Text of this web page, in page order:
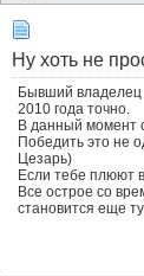
Ну хоть не
Бывший владелец
2010 года точно.
В данный момент
Победить это не
Цезарь)
Если тебе плюют
Все острое со
становится еще